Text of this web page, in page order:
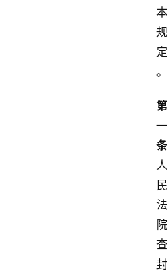
本
规
定
。
第
一
条
人
民
法
院
查
封